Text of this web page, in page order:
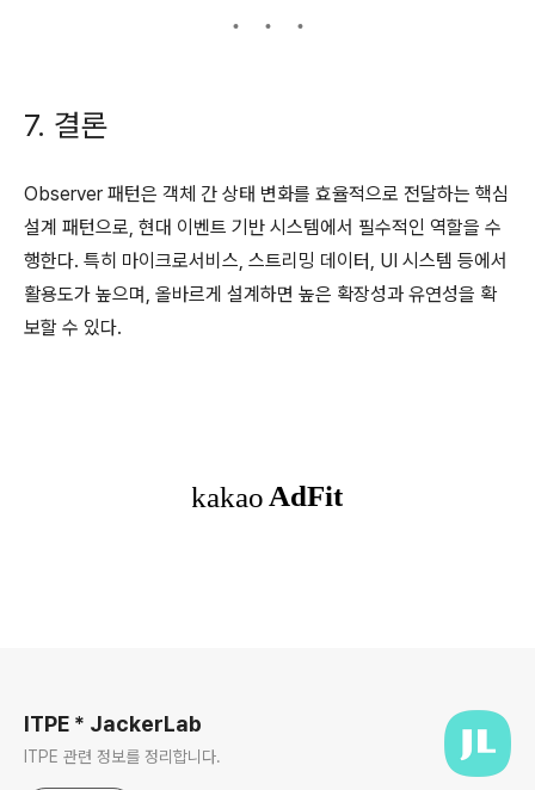
7. 결론
Observer 패턴은 객체 간 상태 변화를 효율적으로 전달하는 핵심
설계 패턴으로, 현대 이벤트 기반 시스템에서 필수적인 역할을 수
행한다. 특히 마이크로서비스, 스트리밍 데이터, UI 시스템 등에서
활용도가 높으며, 올바르게 설계하면 높은 확장성과 유연성을 확
보할 수 있다.
ITPE * JackerLab
ITPE 관련 정보를 정리합니다.